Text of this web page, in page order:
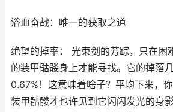
浴血奋战：唯一的获取之道
绝望的掉率： 光束剑的芳踪，只在困
的装甲骷髅身上才能寻找。它的掉落
0.67%！这意味着啥子？平均下来，
装甲骷髅才也许见到它闪闪发光的身